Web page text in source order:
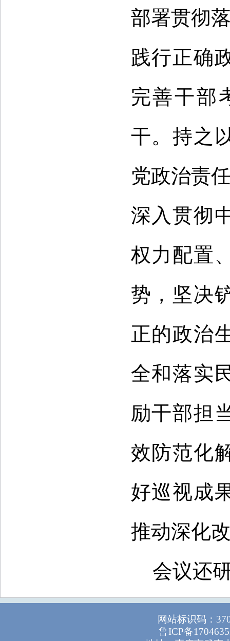
部署贯彻
践行正确
完善干部
干。持之
党政治责
深入贯彻
权力配置
势，坚决
正的政治
全和落实
励干部担
效防范化
好巡视成
推动深化
会议还
网站标识码：
鲁ICP备